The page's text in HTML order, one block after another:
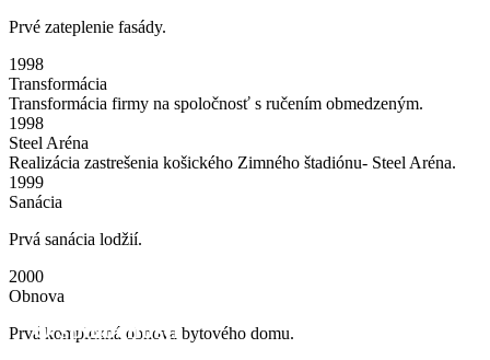
O spoločnosti
Prvé zateplenie fasády.
1998
Transformácia
Transformácia firmy na spoločnosť s ručením obmedzeným.
1998
Steel Aréna
Realizácia zastrešenia košického Zimného štadiónu- Steel Aréna.
1999
Sanácia
Prvá sanácia lodžií.
2000
Obnova
Prvá komplexná obnova bytového domu.